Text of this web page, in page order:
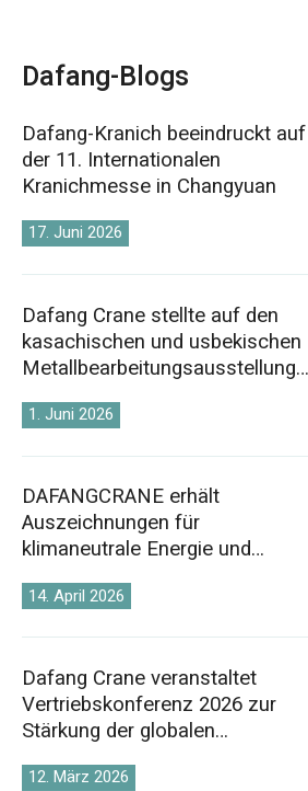
Dafang-Blogs
Dafang-Kranich beeindruckt auf
der 11. Internationalen
Kranichmesse in Changyuan
17. Juni 2026
Dafang Crane stellte auf den
kasachischen und usbekischen
Metallbearbeitungsausstellunge
n 2026 aus.
1. Juni 2026
DAFANGCRANE erhält
Auszeichnungen für
klimaneutrale Energie und
digitale Energie
14. April 2026
Dafang Crane veranstaltet
Vertriebskonferenz 2026 zur
Stärkung der globalen
Kranmarktstrategie
12. März 2026